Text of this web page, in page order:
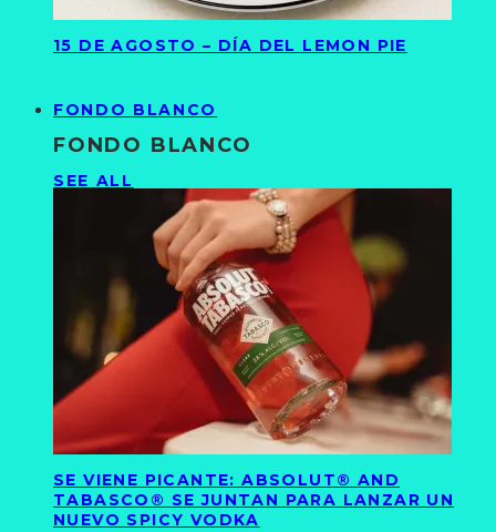
15 DE AGOSTO – DÍA DEL LEMON PIE
FONDO BLANCO
FONDO BLANCO
SEE ALL
SE VIENE PICANTE: ABSOLUT® AND
TABASCO® SE JUNTAN PARA LANZAR UN
NUEVO SPICY VODKA